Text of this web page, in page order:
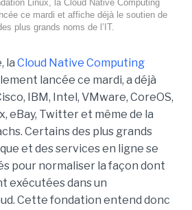
Linux, la Cloud Native Computing
ce mardi et affiche déjà le soutien de
plus grands noms de l’IT.
la Cloud Native Computing
lancée ce mardi, a déjà
IBM, Intel, VMware, CoreOS,
eBay, Twitter et même de la
Certains des plus grands
et des services en ligne se
pour normaliser la façon dont
exécutées dans un
Cette fondation entend donc